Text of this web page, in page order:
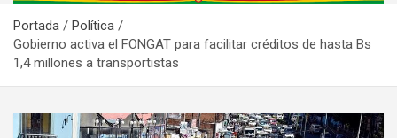
e
r
t
s
Portada
Política
Gobierno activa el FONGAT para facilitar créditos de hasta Bs
1,4 millones a transportistas